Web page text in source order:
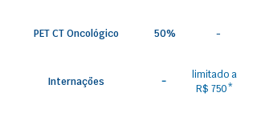
PET CT Oncológico 50% -
Internações -
limitado a
R$ 750*